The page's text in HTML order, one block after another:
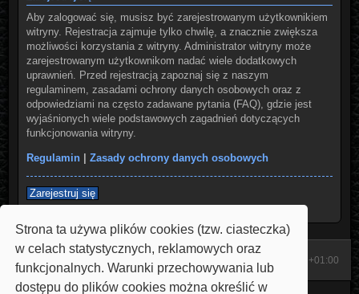
Strona ta używa plików cookies (tzw. ciasteczka)
w celach statystycznych, reklamowych oraz
funkcjonalnych. Warunki przechowywania lub
dostępu do plików cookies można określić w
Aby zalogować się, musisz być zarejestrowanym użytkownikiem
witryny. Rejestracja zajmuje tylko chwilę, a znacznie zwiększa
możliwości korzystania z witryny. Administrator witryny może
zarejestrowanym użytkownikom nadać wiele dodatkowych
uprawnień. Przed rejestracją zapoznaj się z naszym
regulaminem, zasadami ochrony danych osobowych oraz z
odpowiedziami na często zadawane pytania (FAQ), gdzie jest
wyjaśnionych wiele podstawowych zagadnień dotyczących
funkcjonowania witryny.
Regulamin| Zasady ochrony danych osobowych
Zarejestruj się
UTC+01:00